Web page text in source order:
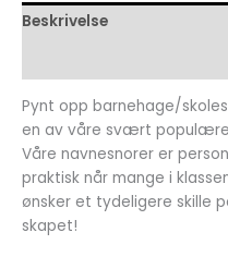
Beskrivelse
Pynt opp barnehage/
en av våre svært
Våre navnesnorer er
praktisk når mange i
ønsker et tydeligere skille
skapet!